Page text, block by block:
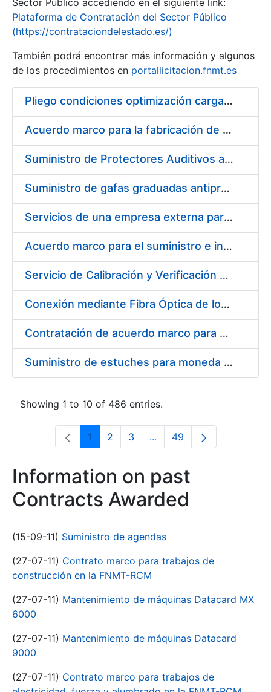
Show/Hide
Sector Público accediendo en el siguiente link:
Plataforma de Contratación del Sector Público
(https://contrataciondelestado.es/)
También podrá encontrar más información y algunos
de los procedimientos en portallicitacion.fnmt.es
Pliego condiciones optimización cargas compras firmado
Acuerdo marco para la fabricación de piezas
Suministro de Protectores Auditivos a medida para las personas trabajadoras de los Centros de Trabajo de Madrid y Burgos
Suministro de gafas graduadas antiproyecciones para los trabajadores de la FNMT-RCM en los centros de trabajo de Madrid y Burgos
Servicios de una empresa externa para el asesoramiento y resolución de los recursos de alzada que se presentan relacionados con procesos de selección para la FNMT-RCM
Acuerdo marco para el suministro e instalación de persianas, estores y otros complementos
Servicio de Calibración y Verificación Externa de los Equipos de Medición del Servicio de Prevención de la FNMT-RCM
Conexión mediante Fibra Óptica de los Centros de Proceso de Datos (CPDs) de las sedes de la FNMT-RCM de Burgos y Madrid
Contratación de acuerdo marco para el Suministro de Material de Electricidad para la Fábrica Nacional de Moneda y Timbre-Real Casa de la Moneda en su centro de trabajo de Burgos
Suministro de estuches para moneda de 30 €
Showing 1 to 10 of 486 entries.
Page
1 Page
2 Page
3 ...Intermediate Pages Use
Page
49
Information on past
Contracts Awarded
(15-09-11) Suministro de agendas
(27-07-11) Contrato marco para trabajos de
construcción en la FNMT-RCM
(27-07-11) Mantenimiento de máquinas Datacard MX
6000
(27-07-11) Mantenimiento de máquinas Datacard
9000
(27-07-11) Contrato marco para trabajos de